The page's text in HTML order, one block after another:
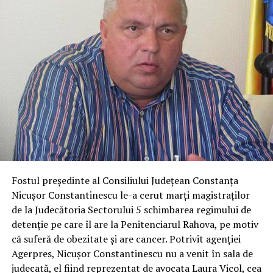
Fostul președinte al Consiliului Județean Constanța
Nicușor Constantinescu le-a cerut marți magistraților
de la Judecătoria Sectorului 5 schimbarea regimului de
detenție pe care îl are la Penitenciarul Rahova, pe motiv
că suferă de obezitate și are cancer. Potrivit agenției
Agerpres, Nicușor Constantinescu nu a venit în sala de
judecată, el fiind reprezentat de avocata Laura Vicol, cea